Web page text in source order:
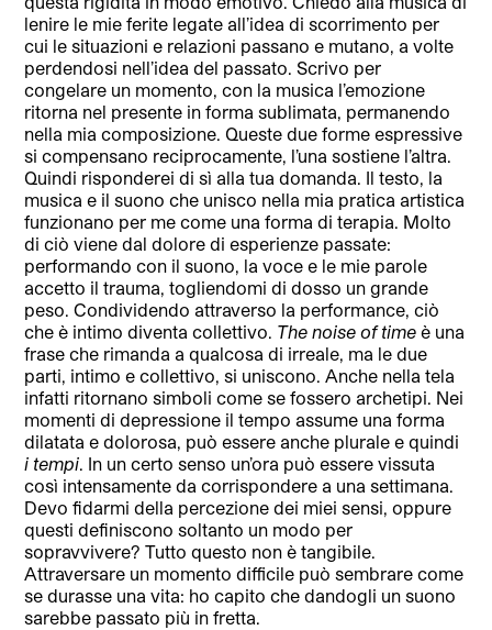
lenire le mie ferite legate all’idea di scorrimento per
cui le situazioni e relazioni passano e mutano, a volte
perdendosi nell’idea del passato. Scrivo per
congelare un momento, con la musica l’emozione
ritorna nel presente in forma sublimata, permanendo
nella mia composizione. Queste due forme espressive
si compensano reciprocamente, l’una sostiene l’altra.
Quindi risponderei di sì alla tua domanda. Il testo, la
musica e il suono che unisco nella mia pratica artistica
funzionano per me come una forma di terapia. Molto
di ciò viene dal dolore di esperienze passate:
performando con il suono, la voce e le mie parole
accetto il trauma, togliendomi di dosso un grande
peso. Condividendo attraverso la performance, ciò
che è intimo diventa collettivo. The noise of time è una
frase che rimanda a qualcosa di irreale, ma le due
parti, intimo e collettivo, si uniscono. Anche nella tela
infatti ritornano simboli come se fossero archetipi. Nei
momenti di depressione il tempo assume una forma
dilatata e dolorosa, può essere anche plurale e quindi
i tempi. In un certo senso un’ora può essere vissuta
così intensamente da corrispondere a una settimana.
Devo fidarmi della percezione dei miei sensi, oppure
questi definiscono soltanto un modo per
sopravvivere? Tutto questo non è tangibile.
Attraversare un momento difficile può sembrare come
se durasse una vita: ho capito che dandogli un suono
sarebbe passato più in fretta.